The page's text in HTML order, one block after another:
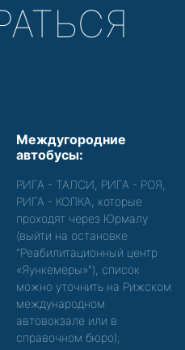
Междугородние
автобусы:
РИГА - ТАЛСИ, РИГА - РОЯ,
РИГА - КОЛКА, которые
проходят через Юрмалу
(выйти на остановке
"Реабилитационный центр
«Яункемеры»"), список
можно уточнить на Рижском
международном
автовокзале или в
справочном бюро);